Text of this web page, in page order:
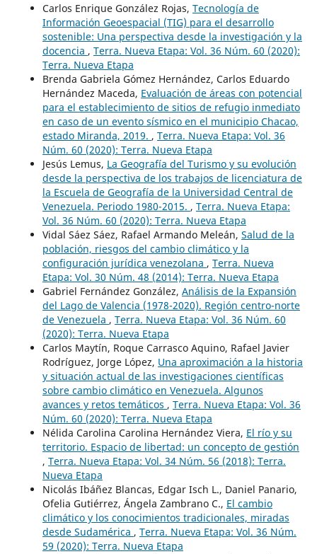
Carlos Enrique González Rojas, Tecnología de
Información Geoespacial (TIG) para el desarrollo
sostenible: Una perspectiva desde la investigación y la
docencia , Terra. Nueva Etapa: Vol. 36 Núm. 60 (2020):
Terra. Nueva Etapa
Brenda Gabriela Gómez Hernández, Carlos Eduardo
Hernández Maceda, Evaluación de áreas con potencial
para el establecimiento de sitios de refugio inmediato
en caso de un evento sísmico en el municipio Chacao,
estado Miranda, 2019. , Terra. Nueva Etapa: Vol. 36
Núm. 60 (2020): Terra. Nueva Etapa
Jesús Lemus, La Geografía del Turismo y su evolución
desde la perspectiva de los trabajos de licenciatura de
la Escuela de Geografía de la Universidad Central de
Venezuela. Periodo 1980-2015. , Terra. Nueva Etapa:
Vol. 36 Núm. 60 (2020): Terra. Nueva Etapa
Vidal Sáez Sáez, Rafael Armando Meleán, Salud de la
población, riesgos del cambio climático y la
configuración jurídica venezolana , Terra. Nueva
Etapa: Vol. 30 Núm. 48 (2014): Terra. Nueva Etapa
Gabriel Fernández González, Análisis de la Expansión
del Lago de Valencia (1978-2020). Región centro-norte
de Venezuela , Terra. Nueva Etapa: Vol. 36 Núm. 60
(2020): Terra. Nueva Etapa
Carlos Maytín, Roque Carrasco Aquino, Rafael Javier
Rodríguez, Jorge López, Una aproximación a la historia
y situación actual de las investigaciones científicas
sobre cambio climático en Venezuela. Algunos
avances y retos temáticos , Terra. Nueva Etapa: Vol. 36
Núm. 60 (2020): Terra. Nueva Etapa
Nélida Carolina Carolina Hernández Viera, El río y su
territorio. Espacio de libertad: un concepto de gestión
, Terra. Nueva Etapa: Vol. 34 Núm. 56 (2018): Terra.
Nueva Etapa
Nicolás Ibáñez Blancas, Edgar Isch L., Daniel Panario,
Ofelia Gutiérrez, Ángela Zambrano C., El cambio
climático y los conocimientos tradicionales, miradas
desde Sudamérica , Terra. Nueva Etapa: Vol. 36 Núm.
59 (2020): Terra. Nueva Etapa